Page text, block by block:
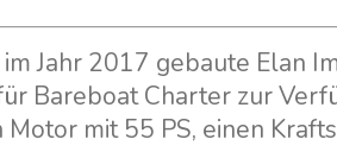
Jahr 2017 gebaute Elan
Bareboat Charter zur
Motor mit 55 PS, einen